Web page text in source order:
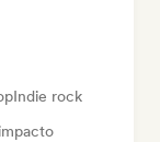
Indie rock